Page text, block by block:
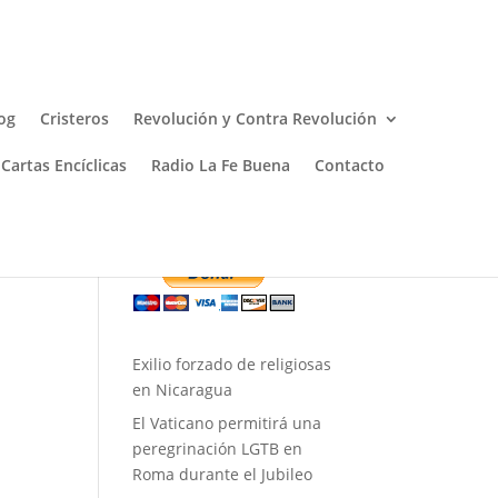
Cristeros Revolución y Contra Revolución
Cartas Encíclicas Radio La Fe Buena Contacto
Exilio forzado de religiosas
en Nicaragua
El Vaticano permitirá una
peregrinación LGTB en
Roma durante el Jubileo